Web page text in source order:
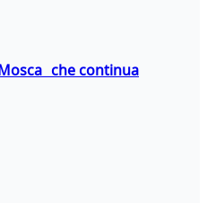
che continua